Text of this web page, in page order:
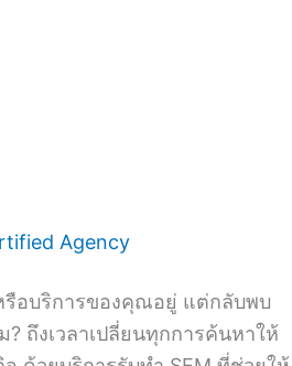
Agency
อบริการของคุณอยู่ แต่กลับพบ
ถึงเวลาเปลี่ยนทุกการค้นหาให้